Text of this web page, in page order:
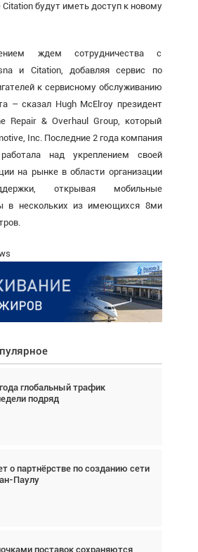
будут иметь доступ к новому
ждем сотрудничества с
и Citation, добавляя сервис по
к сервисному обслуживанию
– сказал Hugh McElroy президент
Repair & Overhaul Group, который
Inc. Последние 2 года компания
над укреплением своей
на рынке в области организации
открывая мобильные
в нескольких из имеющихся 8ми
глобальный трафик
подряд
о партнёрстве по созданию сети
Паулу
поставок сохраняются
тандем вертолётов и БПЛА в
Дэйв Кох: «Фотография
а ИИ всё портит»
глобальный трафик